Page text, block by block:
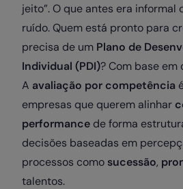
jeito”. O que antes era informal
ruído. Quem está pronto para
precisa de um Plano de
Individual (PDI)? Com base
A avaliação por competência
empresas que querem alinhar
performance de forma
decisões baseadas em
processos como sucessão,
talentos.